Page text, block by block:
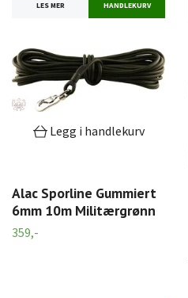
LES MER
HANDLEKURV
Legg i handlekurv
Alac Sporline Gummiert
6mm 10m Militærgrønn
359,-